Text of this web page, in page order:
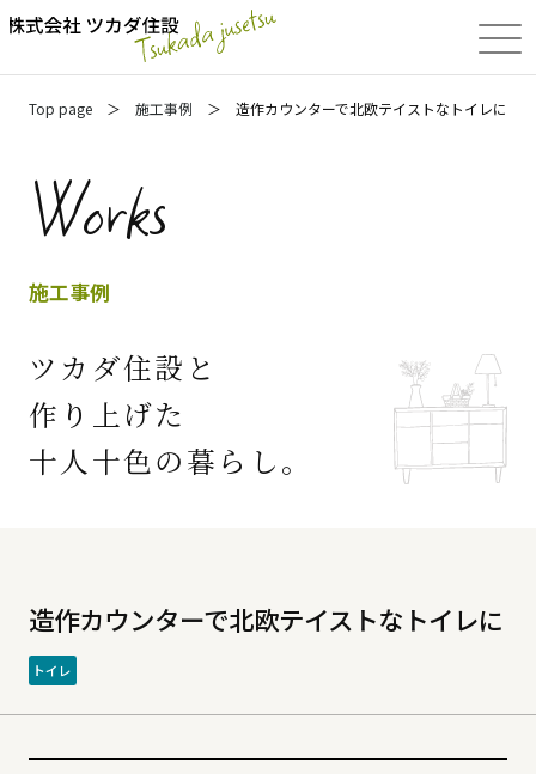
Top page 施工事例 造作カウンターで北欧テイストなトイレに
Works
施工事例
ツカダ住設と
作り上げた
十人十色の暮らし。
造作カウンターで北欧テイストなトイレに
トイレ